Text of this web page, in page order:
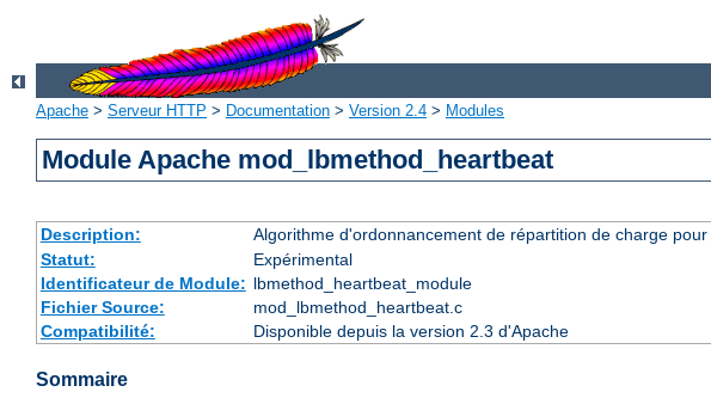
Apache > Serveur HTTP > Documentation > Version 2.4 > Modules
Module Apache mod_lbmethod_heartbeat
Description: Algorithme d'ordonnancement de répartition de charge pour
Statut:
Expérimental
Identificateur de Module: lbmethod_heartbeat_module
Fichier Source:
mod_lbmethod_heartbeat.c
Compatibilité:
Disponible depuis la version 2.3 d'Apache
Sommaire